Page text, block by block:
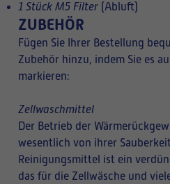
1 Stück M5 Filter (Abluft)
ZUBEHÖR
Fügen Sie Ihrer Bestellung
Zubehör hinzu, indem Sie es
markieren:
Zellwaschmittel
Der Betrieb der
wesentlich von ihrer
Reinigungsmittel ist ein
das für die Zellwäsche und